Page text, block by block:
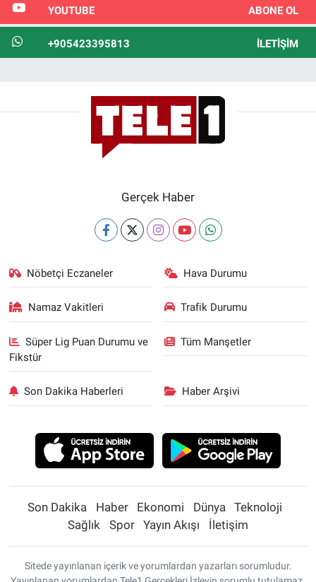
YOUTUBE ABONE OL
+905423395813 İLETIŞIM
Gerçek Haber
Nöbetçi Eczaneler Hava Durumu
Namaz Vakitleri Trafik Durumu
Süper Lig Puan Durumu ve
Fikstür
Tüm Manşetler
Son Dakika Haberleri Haber Arşivi
Son Dakika Haber Ekonomi Dünya
Teknoloji
Sağlık
Spor Yayın Akışı İletişim
Sitede yayınlanan içerik ve yorumlardan yazarları sorumludur.